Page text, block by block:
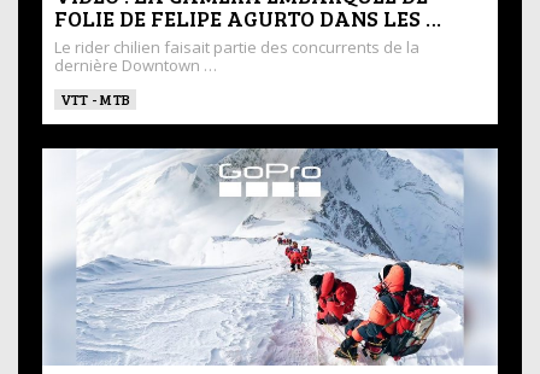
FOLIE DE FELIPE AGURTO DANS LES …
Le rider chilien faisait partie des concurrents de la
dernière Downtown …
VTT - MTB